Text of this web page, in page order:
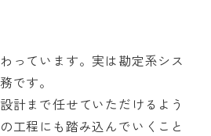
っています。実は勘定系シス
です。
計まで任せていただけるよう
工程にも踏み込んでいくこと